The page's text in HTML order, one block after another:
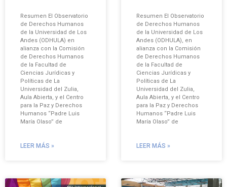
Resumen El Observatorio
de Derechos Humanos
de la Universidad de Los
Andes (ODHULA) en
alianza con la Comisión
de Derechos Humanos
de la Facultad de
Ciencias Jurídicas y
Políticas de La
Universidad del Zulia,
Aula Abierta, y el Centro
para la Paz y Derechos
Humanos “Padre Luis
María Olaso” de
LEER MÁS »
Resumen El Observatorio
de Derechos Humanos
de la Universidad de Los
Andes (ODHULA), en
alianza con la Comisión
de Derechos Humanos
de la Facultad de
Ciencias Jurídicas y
Políticas de La
Universidad del Zulia,
Aula Abierta, y el Centro
para la Paz y Derechos
Humanos “Padre Luis
María Olaso” de
LEER MÁS »